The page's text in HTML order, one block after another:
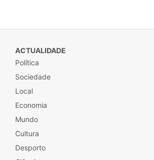
ACTUALIDADE
Política
Sociedade
Local
Economia
Mundo
Cultura
Desporto